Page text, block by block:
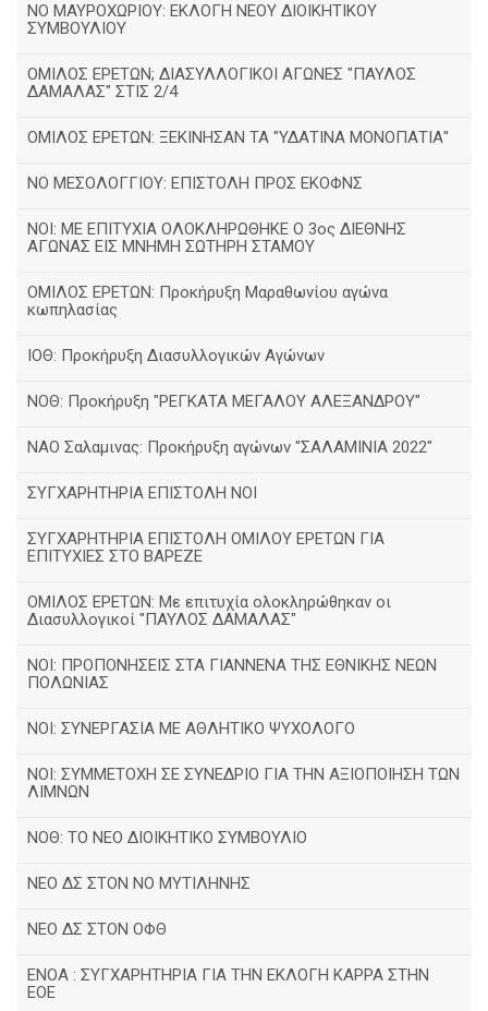
ΝΟ ΜΑΥΡΟΧΩΡΙΟΥ: ΕΚΛΟΓΗ ΝΕΟΥ ΔΙΟΙΚΗΤΙΚΟΥ
ΣΥΜΒΟΥΛΙΟΥ
ΟΜΙΛΟΣ ΕΡΕΤΩΝ; ΔΙΑΣΥΛΛΟΓΙΚΟΙ ΑΓΩΝΕΣ "ΠΑΥΛΟΣ
ΔΑΜΑΛΑΣ" ΣΤΙΣ 2/4
ΟΜΙΛΟΣ ΕΡΕΤΩΝ: ΞΕΚΙΝΗΣΑΝ ΤΑ "ΥΔΑΤΙΝΑ ΜΟΝΟΠΑΤΙΑ"
ΝΟ ΜΕΣΟΛΟΓΓΙΟΥ: ΕΠΙΣΤΟΛΗ ΠΡΟΣ ΕΚΟΦΝΣ
NOI: ΜΕ ΕΠΙΤΥΧΙΑ ΟΛΟΚΛΗΡΩΘΗΚΕ Ο 3ος ΔΙΕΘΝΗΣ
ΑΓΩΝΑΣ ΕΙΣ ΜΝΗΜΗ ΣΩΤΗΡΗ ΣΤΑΜΟΥ
ΟΜΙΛΟΣ ΕΡΕΤΩΝ: Προκήρυξη Μαραθωνίου αγώνα
κωπηλασίας
ΙΟΘ: Προκήρυξη Διασυλλογικών Αγώνων
ΝΟΘ: Προκήρυξη "ΡΕΓΚΑΤΑ ΜΕΓΑΛΟΥ ΑΛΕΞΑΝΔΡΟΥ"
ΝΑΟ Σαλαμινας: Προκήρυξη αγώνων "ΣΑΛΑΜΙΝΙΑ 2022"
ΣΥΓΧΑΡΗΤΗΡΙΑ ΕΠΙΣΤΟΛΗ ΝΟΙ
ΣΥΓΧΑΡΗΤΗΡΙΑ ΕΠΙΣΤΟΛΗ ΟΜΙΛΟΥ ΕΡΕΤΩΝ ΓΙΑ
ΕΠΙΤΥΧΙΕΣ ΣΤΟ ΒΑΡΕΖΕ
ΟΜΙΛΟΣ ΕΡΕΤΩΝ: Με επιτυχία ολοκληρώθηκαν οι
Διασυλλογικοί "ΠΑΥΛΟΣ ΔΑΜΑΛΑΣ"
ΝΟΙ: ΠΡΟΠΟΝΗΣΕΙΣ ΣΤΑ ΓΙΑΝΝΕΝΑ ΤΗΣ ΕΘΝΙΚΗΣ ΝΕΩΝ
ΠΟΛΩΝΙΑΣ
ΝΟΙ: ΣΥΝΕΡΓΑΣΙΑ ΜΕ ΑΘΛΗΤΙΚΟ ΨΥΧΟΛΟΓΟ
ΝΟΙ: ΣΥΜΜΕΤΟΧΗ ΣΕ ΣΥΝΕΔΡΙΟ ΓΙΑ ΤΗΝ ΑΞΙΟΠΟΙΗΣΗ ΤΩΝ
ΛΙΜΝΩΝ
ΝΟΘ: ΤΟ ΝΕΟ ΔΙΟΙΚΗΤΙΚΟ ΣΥΜΒΟΥΛΙΟ
ΝΕΟ ΔΣ ΣΤΟΝ ΝΟ ΜΥΤΙΛΗΝΗΣ
ΝΕΟ ΔΣ ΣΤΟΝ ΟΦΘ
ΕΝΟΑ : ΣΥΓΧΑΡΗΤΗΡΙΑ ΓΙΑ ΤΗΝ ΕΚΛΟΓΗ ΚΑΡΡΑ ΣΤΗΝ
ΕΟΕ